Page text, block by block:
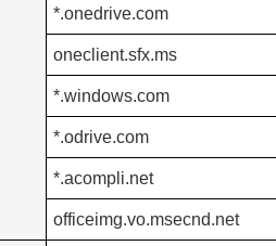
*.onedrive.com
oneclient.sfx.ms
*.windows.com
*.odrive.com
*.acompli.net
officeimg.vo.msecnd.net